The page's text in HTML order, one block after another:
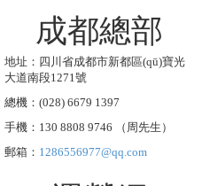
成都總部
地址：四川省成都市新都區(qū)寶光
大道南段1271號
總機：(028) 6679 1397
手機：130 8808 9746 （周先生）
郵箱： 1286556977@qq.com